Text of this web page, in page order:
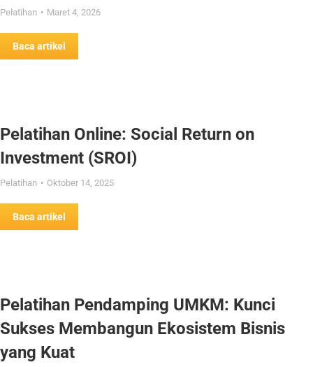
Pelatihan Maret 4, 2026
Baca artikel
Pelatihan Online: Social Return on
Investment (SROI)
Pelatihan Oktober 14, 2025
Baca artikel
Pelatihan Pendamping UMKM: Kunci
Sukses Membangun Ekosistem Bisnis
yang Kuat